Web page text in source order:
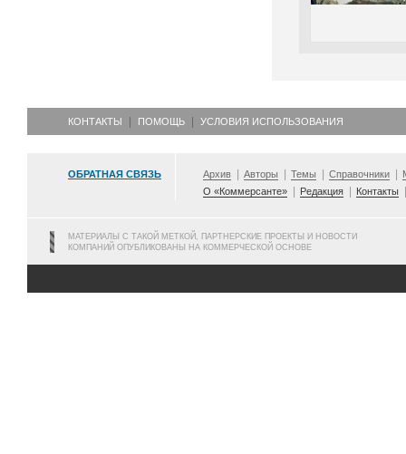
КОНТАКТЫ ПОМОЩЬ УСЛОВИЯ ИСПОЛЬЗОВАНИЯ
ОБРАТНАЯ СВЯЗЬ Архив Авторы Темы Справочники
О «Коммерсанте»
Редакция Контакты
МАТЕРИАЛЫ С ТАКОЙ МЕТКОЙ, ПАРТНЕРСКИЕ ПРОЕКТЫ И НОВОСТИ
КОМПАНИЙ ОПУБЛИКОВАНЫ НА КОММЕРЧЕСКОЙ ОСНОВЕ